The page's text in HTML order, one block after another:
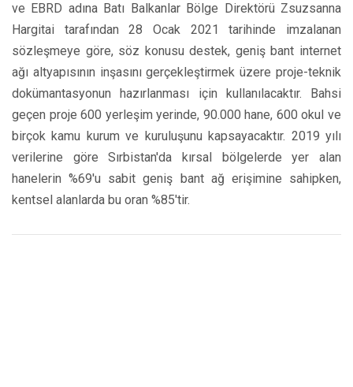
ve EBRD adına Batı Balkanlar Bölge Direktörü Zsuzsanna
Hargitai tarafından 28 Ocak 2021 tarihinde imzalanan
sözleşmeye göre, söz konusu destek, geniş bant internet
ağı altyapısının inşasını gerçekleştirmek üzere proje-teknik
dokümantasyonun hazırlanması için kullanılacaktır. Bahsi
geçen proje 600 yerleşim yerinde, 90.000 hane, 600 okul ve
birçok kamu kurum ve kuruluşunu kapsayacaktır. 2019 yılı
verilerine göre Sırbistan'da kırsal bölgelerde yer alan
hanelerin %69'u sabit geniş bant ağ erişimine sahipken,
kentsel alanlarda bu oran %85'tir.